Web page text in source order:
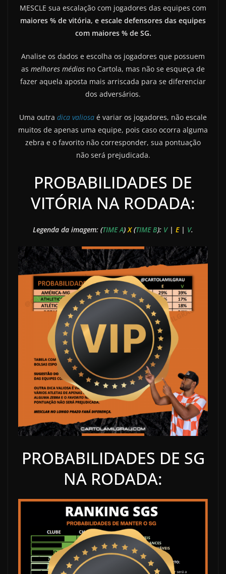
MESCLE sua escalação com jogadores das equipes com
maiores % de vitória, e escale defensores das equipes
com maiores % de SG.
Analise os dados e escolha os jogadores que possuem
as melhores médias no Cartola, mas não se esqueça de
fazer aquela aposta mais arriscada para se diferenciar
dos adversários.
Uma outra dica valiosa é variar os jogadores, não escale
muitos de apenas uma equipe, pois caso ocorra alguma
zebra e o favorito não corresponder, sua pontuação
não será prejudicada.
PROBABILIDADES DE
VITÓRIA NA RODADA:
Legenda da imagem: (TIME A)X(TIME B): V| E| V.
PROBABILIDADES DE SG
NA RODADA: